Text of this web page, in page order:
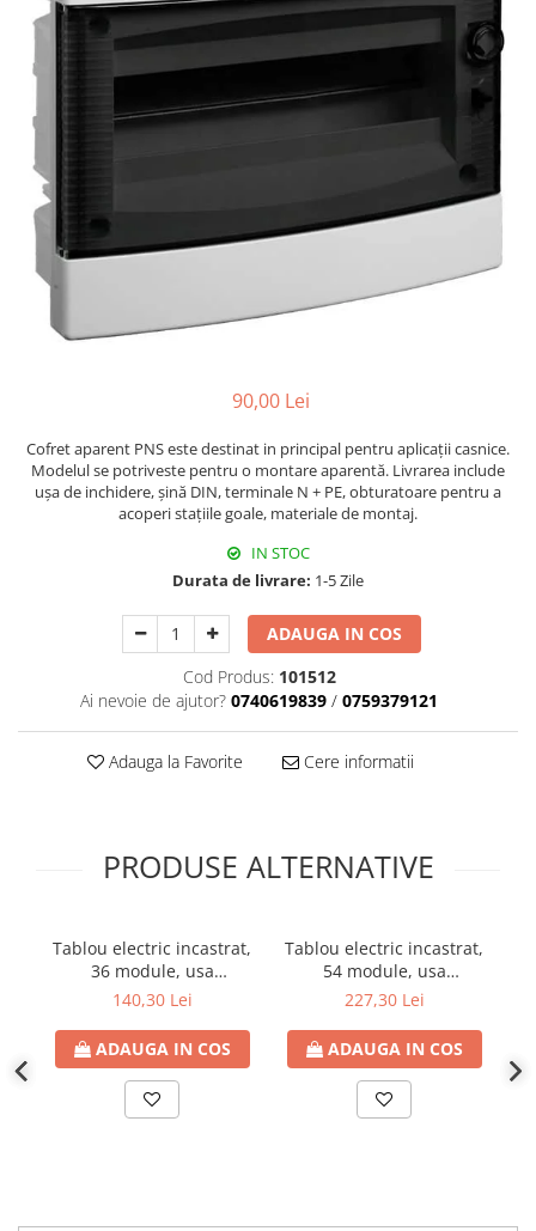
RCCB - 100mA - tip A
RCCB - 30mA - tip A
RCBO - Intrerupatoare cu protectie
diferentiala si la supracurent
RCBO - 30mA - tip A
Curba B
Curba C
RCBO - 30mA - tip A - Trifazat
Iluminat
Banda LED si transformatoare
Becuri si tuburi LED
Corpuri de iluminat
Aplice perete
Spoturi tavan
Surse de iluminat tehnic si
Corpuri liniare
Iluminat pe sina magnetica
interior/exterior
Senzori de miscare, crepusculari si
AFDD – Dispozitive de detectare a
defectului de arc electric
Cabluri electrice
90,00 Lei
Cofret aparent PNS este destinat in principal pentru aplicații casnice.
Modelul se potriveste pentru o montare aparentă. Livrarea include
ușa de inchidere, șină DIN, terminale N + PE, obturatoare pentru a
acoperi staţiile goale, materiale de montaj.
IN STOC
Durata de livrare: 1-5 Zile
ADAUGA IN COS
Cod Produs: 101512
Ai nevoie de ajutor? 0740619839 / 0759379121
Adauga la Favorite Cere informatii
PRODUSE ALTERNATIVE
Tablou electric incastrat,
36 module, usa
transparenta, IP 40
140,30 Lei
ADAUGA IN COS
Tablou electric incastrat,
54 module, usa
transparenta, IP 40
227,30 Lei
ADAUGA IN COS